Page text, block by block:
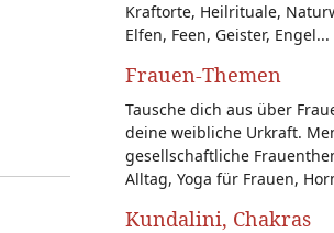
Kraftorte, Heilrituale,
Elfen, Feen, Geister, Engel...
Frauen-Themen
Tausche dich aus über
deine weibliche Urkraft.
gesellschaftliche
Alltag, Yoga für Frauen,
Kundalini, Chakras